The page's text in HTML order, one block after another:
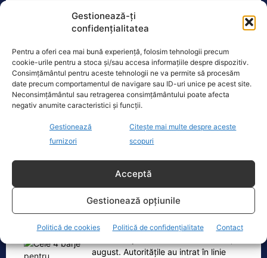
Gestionează-ți
confidențialitatea
Pentru a oferi cea mai bună experiență, folosim tehnologii precum
cookie-urile pentru a stoca și/sau accesa informațiile despre dispozitiv.
Consimțământul pentru aceste tehnologii ne va permite să procesăm
date precum comportamentul de navigare sau ID-uri unice pe acest site.
Neconsimțământul sau retragerea consimțământului poate afecta
negativ anumite caracteristici și funcții.
Gestionează
furnizori
Citește mai multe despre aceste
scopuri
Acceptă
Gestionează opțiunile
Politică de cookies Politică de confidențialitate Contact
Ponta: Bolojan poate să reducă
cheltuielile şi dacă nu mai trimite…
Fostul premier Victor Ponta a făcut o
serie de comentarii referitoare la
situația energetică a României. „Ideea
Bala vor fi…
august. Autoritățile au intrat în linie